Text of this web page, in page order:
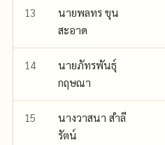
13
นายพลทร ขุน
สะอาด
14
นายภัทรพันธุ์
กฤษณา
15
นางวาสนา สำลี
รัตน์